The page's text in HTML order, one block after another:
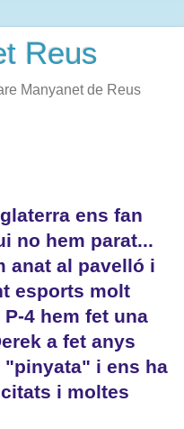
Reus
Manyanet de Reus
ens fan
no hem parat...
anat al pavelló i
esports molt
4 hem fet una
a fet anys
"pinyata" i ens ha
i moltes